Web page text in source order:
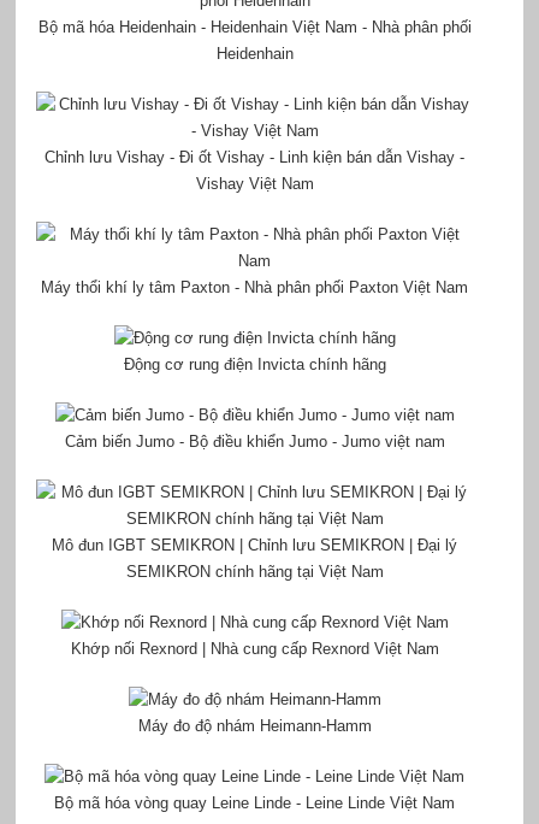
Bộ mã hóa Heidenhain - Heidenhain Việt Nam - Nhà phân phối
Heidenhain
Chỉnh lưu Vishay - Đi ốt Vishay - Linh kiện bán dẫn Vishay -
Vishay Việt Nam
Máy thổi khí ly tâm Paxton - Nhà phân phối Paxton Việt Nam
Động cơ rung điện Invicta chính hãng
Cảm biến Jumo - Bộ điều khiển Jumo - Jumo việt nam
Mô đun IGBT SEMIKRON | Chỉnh lưu SEMIKRON | Đại lý
SEMIKRON chính hãng tại Việt Nam
Khớp nối Rexnord | Nhà cung cấp Rexnord Việt Nam
Máy đo độ nhám Heimann-Hamm
Bộ mã hóa vòng quay Leine Linde - Leine Linde Việt Nam